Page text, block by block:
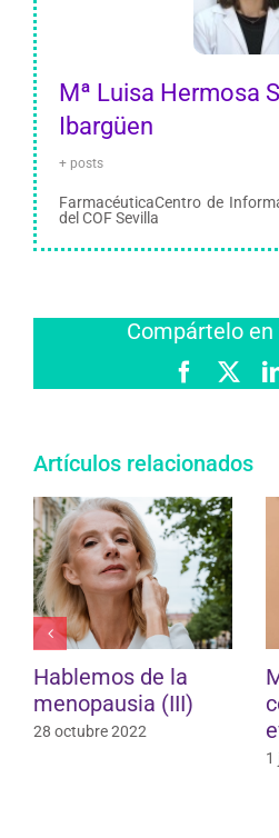
Mª Luisa Hermosa
Ibargüen
+ posts
FarmacéuticaCentro de
del COF Sevilla
Compártelo
X
Artículos relacionados
Hablemos de la
menopausia (III)
28 octubre 2022
1